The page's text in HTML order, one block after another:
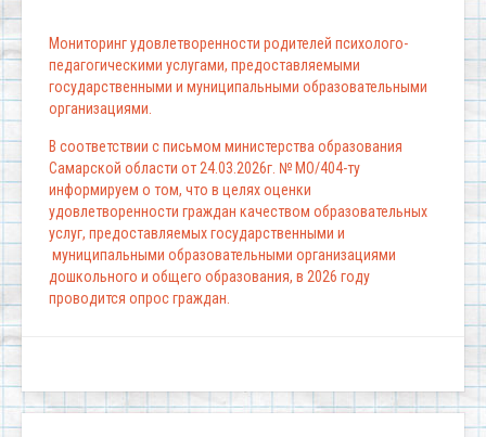
Мониторинг удовлетворенности родителей психолого-
педагогическими услугами, предоставляемыми
государственными и муниципальными образовательными
организациями.
В соответствии с письмом министерства образования
Самарской области от 24.03.2026г. № МО/404-ту
информируем о том, что в целях оценки
удовлетворенности граждан качеством образовательных
услуг, предоставляемых государственными и
муниципальными образовательными организациями
дошкольного и общего образования, в 2026 году
проводится опрос граждан.